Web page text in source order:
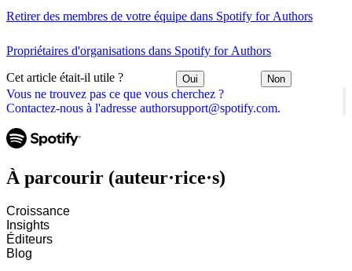
Vous ne trouvez pas ce que vous cherchez ?
Contactez-nous à l'adresse authorsupport@spotify.com.
Retirer des membres de votre équipe dans Spotify for Authors
Propriétaires d'organisations dans Spotify for Authors
Cet article était-il utile ? Oui Non
À parcourir (auteur·rice·s)
Croissance
Insights
Éditeurs
Blog